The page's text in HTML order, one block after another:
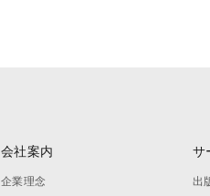
会社案内
企業理念
サ
出